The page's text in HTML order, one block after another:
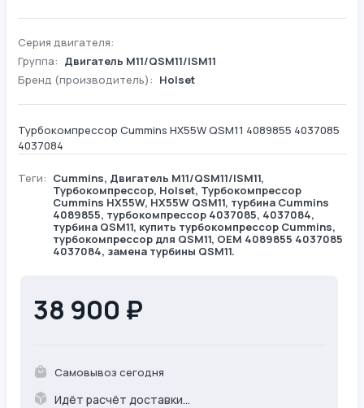
Серия двигателя:
Группа: Двигатель М11/QSM11/ISM11
Бренд (производитель): Holset
Турбокомпрессор Cummins HX55W QSM11 4089855 4037085
4037084
Теги: Cummins, Двигатель М11/QSM11/ISM11,
Турбокомпрессор, Holset, Турбокомпрессор
Cummins HX55W, HX55W QSM11, турбина Cummins
4089855, турбокомпрессор 4037085, 4037084,
турбина QSM11, купить турбокомпрессор Cummins,
турбокомпрессор для QSM11, OEM 4089855 4037085
4037084, замена турбины QSM11.
38 900 ₽
Самовывоз сегодня
Идёт расчёт доставки...